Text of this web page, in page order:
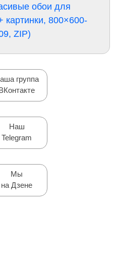
обои для
картинки, 800×600-
ZIP)
группа
Наш
Telegram
Мы
на Дзене